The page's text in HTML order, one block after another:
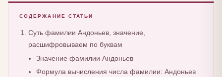
СОДЕРЖАНИЕ СТАТЬИ
Суть фамилии Андоньев, значение,
расшифровываем по буквам
Значение фамилии Андоньев
Формула вычисления числа фамилии: Андоньев